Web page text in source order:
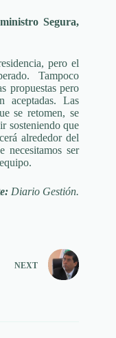
Segura,
pero el
Tampoco
propuestas pero
aceptadas. Las
se retomen, se
sosteniendo que
alrededor del
necesitamos ser
Diario Gestión.
NEXT